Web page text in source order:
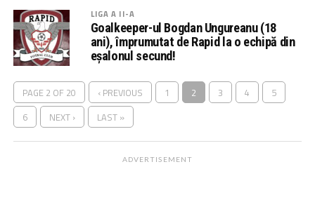
LIGA A II-A
Goalkeeper-ul Bogdan Ungureanu (18
ani), împrumutat de Rapid la o echipă din
eșalonul secund!
PAGE 2 OF 20 ‹ PREVIOUS 1 2 3 4
5
6
NEXT › LAST »
ADVERTISEMENT